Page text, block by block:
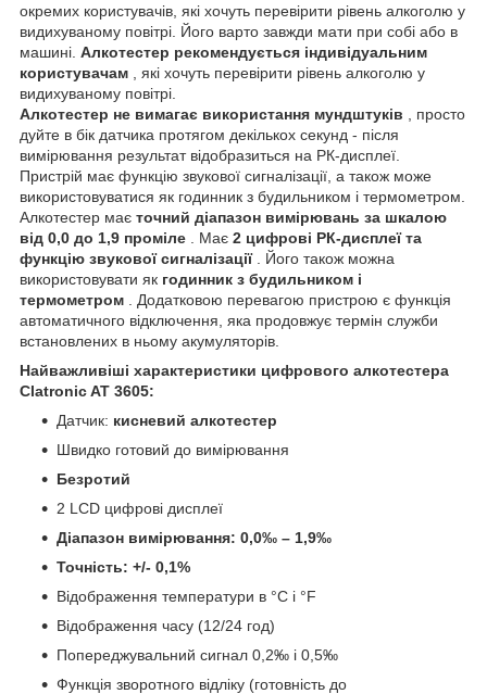
окремих користувачів, які хочуть перевірити рівень алкоголю у
видихуваному повітрі. Його варто завжди мати при собі або в
машині. Алкотестер рекомендується індивідуальним
користувачам , які хочуть перевірити рівень алкоголю у
видихуваному повітрі.
Алкотестер не вимагає використання мундштуків , просто
дуйте в бік датчика протягом декількох секунд - після
вимірювання результат відобразиться на РК-дисплеї.
Пристрій має функцію звукової сигналізації, а також може
використовуватися як годинник з будильником і термометром.
Алкотестер має точний діапазон вимірювань за шкалою
від 0,0 до 1,9 проміле . Має 2 цифрові РК-дисплеї та
функцію звукової сигналізації. Його також можна
використовувати як годинник з будильником і
термометром . Додатковою перевагою пристрою є функція
автоматичного відключення, яка продовжує термін служби
встановлених в ньому акумуляторів.
Найважливіші характеристики цифрового алкотестера
Clatronic AT 3605:
Датчик: кисневий алкотестер
Швидко готовий до вимірювання
Безротий
2 LCD цифрові дисплеї
Діапазон вимірювання: 0,0‰ – 1,9‰
Точність: +/- 0,1%
Відображення температури в °C і °F
Відображення часу (12/24 год)
Попереджувальний сигнал 0,2‰ і 0,5‰
Функція зворотного відліку (готовність до